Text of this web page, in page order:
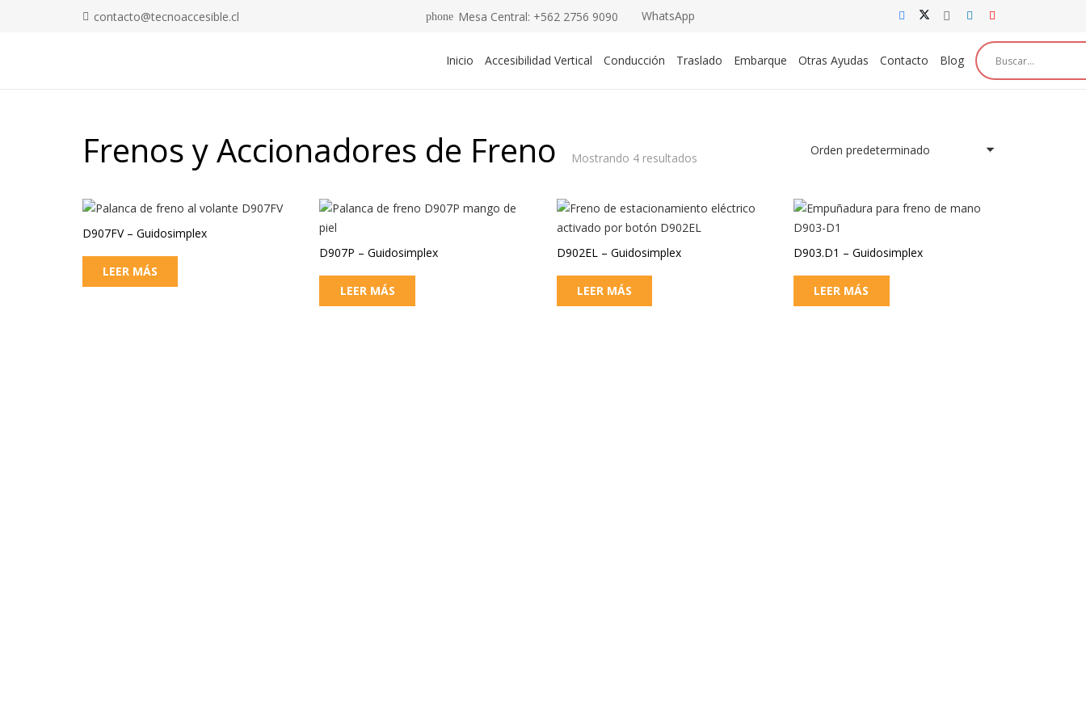
contacto@tecnoaccesible.cl phone Mesa Central: +562 2756 9090 WhatsApp
Inicio Accesibilidad Vertical Conducción Traslado Embarque Otras Ayudas Contacto Blog
Frenos y Accionadores de Freno Mostrando 4 resultados
D907FV – Guidosimplex
LEER MÁS
D907P – Guidosimplex
LEER MÁS
D902EL – Guidosimplex
LEER MÁS
D903.D1 – Guidosimplex
LEER MÁS